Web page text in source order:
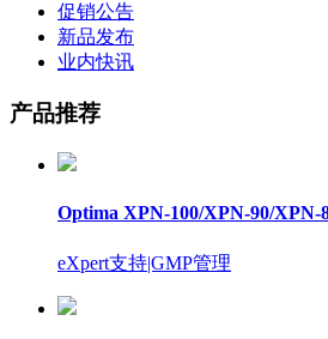
促销公告
新品发布
业内快讯
产品推荐
Optima XPN-100/XPN-90/XPN-
eXpert支持|GMP管理